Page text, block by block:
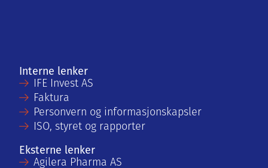
Interne lenker
IFE Invest AS
Faktura
Personvern og informasjonskapsler
ISO, styret og rapporter
Eksterne lenker
Agilera Pharma AS